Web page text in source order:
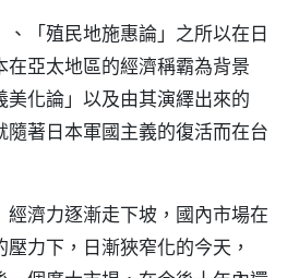
、「殖民地施惠論」之所以在日
亞太地區的經濟稱霸為背景
美化論」以及由其演繹出來的
隨著日本軍國主義的復活而在台
濟力逐漸走下坡，國內市場在
力下，日漸狹窄化的今天，